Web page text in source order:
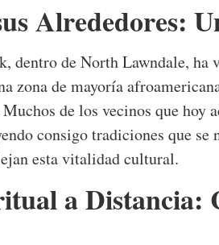
Alrededores:
dentro de North Lawndale,
zona de mayoría
de los vecinos que hoy
consigo tradiciones que
esta vitalidad cultural.
a Distancia: